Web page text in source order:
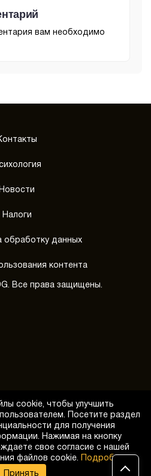
вам необходимо
Новости
Налоги
обработку данных
контента
Все права защищены.
звонок
cookie, чтобы улучшить
Посетите раздел
для получения
Нажимая на кнопку
свое согласие с нашей
файлов cookie.
Подробнее
Принять